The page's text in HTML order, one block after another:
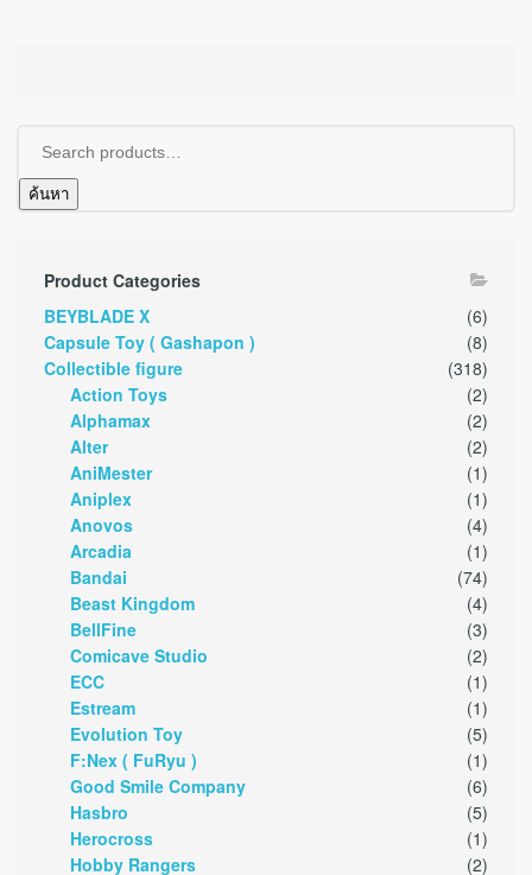
ค้นหา
Product Categories
BEYBLADE X
(6)
Capsule Toy ( Gashapon )
(8)
Collectible figure
(318)
Action Toys
(2)
Alphamax
(2)
Alter
(2)
AniMester
(1)
Aniplex
(1)
Anovos
(4)
Arcadia
(1)
Bandai
(74)
Beast Kingdom
(4)
BellFine
(3)
Comicave Studio
(2)
ECC
(1)
Estream
(1)
Evolution Toy
(5)
F:Nex ( FuRyu )
(1)
Good Smile Company
(6)
Hasbro
(5)
Herocross
(1)
Hobby Rangers
(2)